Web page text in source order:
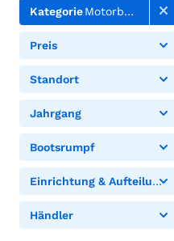
KategorieMotorboote
Preis
Standort
Jahrgang
Bootsrumpf
Einrichtung & Aufteilung
Händler